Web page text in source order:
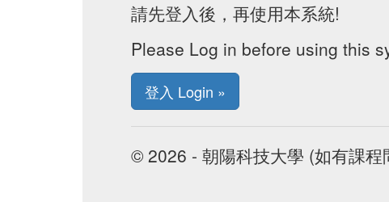
請先登入後，再使用本系統!
Please Log in before using this
登入 Login »
© 2026 - 朝陽科技大學 (如有課